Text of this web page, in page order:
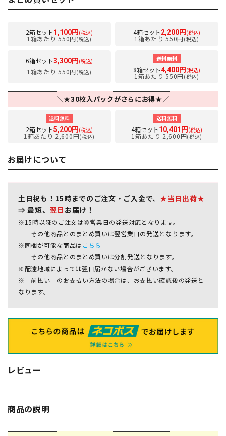
2箱セット1,100円 (税込)
1箱あたり 550円(税込)
4箱セット2,200円 (税込)
1箱あたり 550円(税込)
6箱セット3,300円 (税込)
1箱あたり 550円(税込)
送料無料
8箱セット4,400円 (税込)
1箱あたり 550円(税込)
＼★30枚入パックがさらにお得★／
送料無料
2箱セット5,200円 (税込)
1箱あたり 2,600円(税込)
送料無料
4箱セット10,401円 (税込)
1箱あたり 2,600円(税込)
お届けについて
土日祝も！15時までのご注文・ご入金で、 ★当日出荷★
⇒ 最短、 翌日 お届け！
※15時以降のご注文は翌営業日の発送対応となります。
∟その他商品とのまとめ買いは翌営業日の発送となります。
※同梱が可能な商品はこちら
∟その他商品とのまとめ買いは分割発送となります。
※配達地域によっては翌日届かない場合がございます。
※「前払い」のお支払い方法の場合は、お支払い確認後の発送と
なります。
レビュー
商品の説明